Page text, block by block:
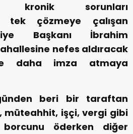
kronik sorunları
tek çözmeye çalışan
Başkanı İbrahim
nefes aldıracak
daha imza atmaya
beri bir taraftan
müteahhit, işçi, vergi gibi
öderken diğer